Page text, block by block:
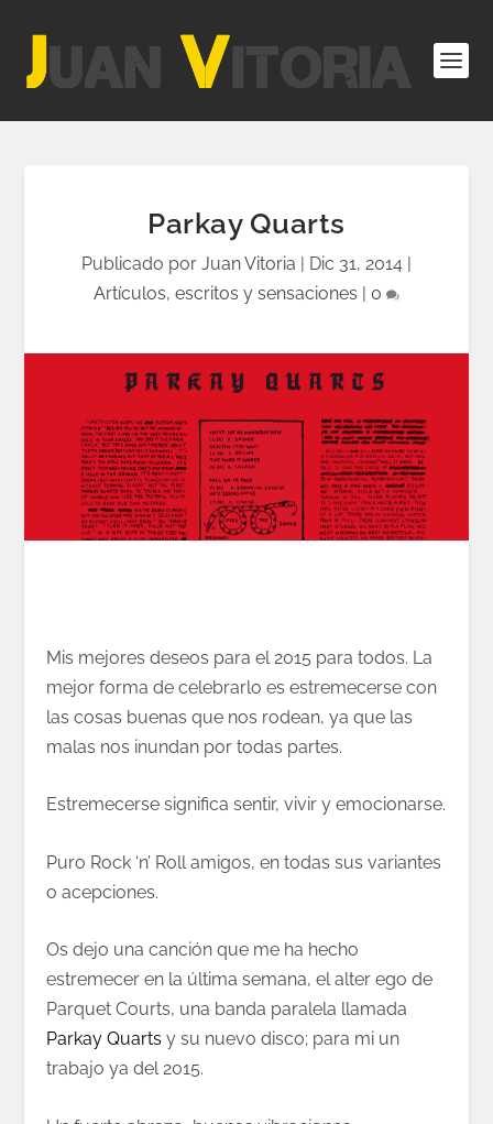
Parkay Quarts
Publicado por Juan Vitoria | Dic 31, 2014 |
Artículos, escritos y sensaciones | 0
Mis mejores deseos para el 2015 para todos. La
mejor forma de celebrarlo es estremecerse con
las cosas buenas que nos rodean, ya que las
malas nos inundan por todas partes.
Estremecerse significa sentir, vivir y emocionarse.
Puro Rock ‘n’ Roll amigos, en todas sus variantes
o acepciones.
Os dejo una canción que me ha hecho
estremecer en la última semana, el alter ego de
Parquet Courts, una banda paralela llamada
Parkay Quarts y su nuevo disco; para mi un
trabajo ya del 2015.